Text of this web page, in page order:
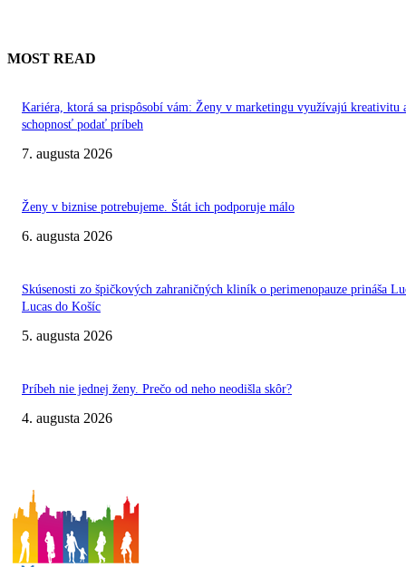
MOST READ
Kariéra, ktorá sa prispôsobí vám: Ženy v marketingu využívajú kreativitu
schopnosť podať príbeh
7. augusta 2026
Ženy v biznise potrebujeme. Štát ich podporuje málo
6. augusta 2026
Skúsenosti zo špičkových zahraničných kliník o perimenopauze prináša
Lucas do Košíc
5. augusta 2026
Príbeh nie jednej ženy. Prečo od neho neodišla skôr?
4. augusta 2026